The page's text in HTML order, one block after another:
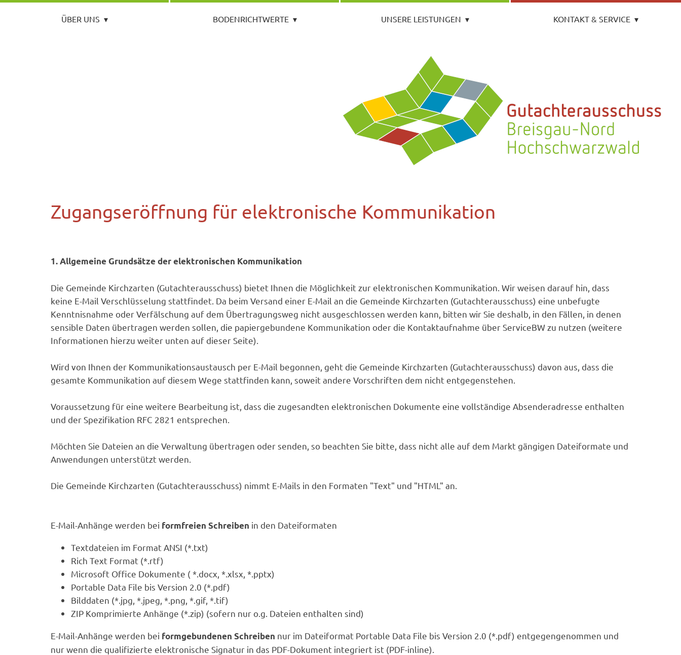
ÜBER UNS ▾ BODENRICHTWERTE▾ UNSERE LEISTUNGEN ▾ KONTAKT & SERVICE ▾
Zugangseröffnung für elektronische Kommunikation
1. Allgemeine Grundsätze der elektronischen Kommunikation
Die Gemeinde Kirchzarten (Gutachterausschuss) bietet Ihnen die Möglichkeit zur elektronischen Kommunikation. Wir weisen darauf hin, dass
keine E-Mail Verschlüsselung stattfindet. Da beim Versand einer E-Mail an die Gemeinde Kirchzarten (Gutachterausschuss) eine unbefugte
Kenntnisnahme oder Verfälschung auf dem Übertragungsweg nicht ausgeschlossen werden kann, bitten wir Sie deshalb, in den Fällen, in denen
sensible Daten übertragen werden sollen, die papiergebundene Kommunikation oder die Kontaktaufnahme über ServiceBW zu nutzen (weitere
Informationen hierzu weiter unten auf dieser Seite).
Wird von Ihnen der Kommunikationsaustausch per E-Mail begonnen, geht die Gemeinde Kirchzarten (Gutachterausschuss) davon aus, dass die
gesamte Kommunikation auf diesem Wege stattfinden kann, soweit andere Vorschriften dem nicht entgegenstehen.
Voraussetzung für eine weitere Bearbeitung ist, dass die zugesandten elektronischen Dokumente eine vollständige Absenderadresse enthalten
und der Spezifikation RFC 2821 entsprechen.
Möchten Sie Dateien an die Verwaltung übertragen oder senden, so beachten Sie bitte, dass nicht alle auf dem Markt gängigen Dateiformate und
Anwendungen unterstützt werden.
Die Gemeinde Kirchzarten (Gutachterausschuss) nimmt E-Mails in den Formaten "Text" und "HTML" an.
E-Mail-Anhänge werden bei formfreien Schreiben in den Dateiformaten
Textdateien im Format ANSI (*.txt)
Rich Text Format (*.rtf)
Microsoft Office Dokumente ( *.docx, *.xlsx, *.pptx)
Portable Data File bis Version 2.0 (*.pdf)
Bilddaten (*.jpg, *.jpeg, *.png, *.gif, *.tif)
ZIP Komprimierte Anhänge (*.zip) (sofern nur o.g. Dateien enthalten sind)
E-Mail-Anhänge werden bei formgebundenen Schreiben nur im Dateiformat Portable Data File bis Version 2.0 (*.pdf) entgegengenommen und
nur wenn die qualifizierte elektronische Signatur in das PDF-Dokument integriert ist (PDF-inline).